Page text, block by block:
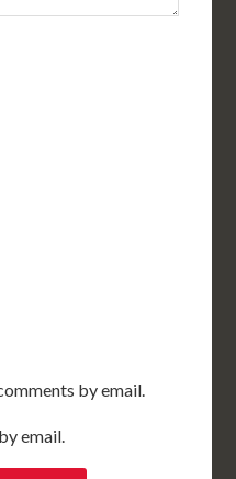
by email.
email.